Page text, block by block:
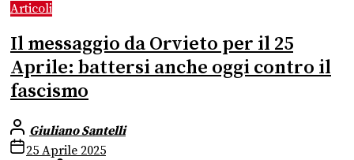
Articoli
Il messaggio da Orvieto per il 25
Aprile: battersi anche oggi contro il
fascismo
Giuliano Santelli
25 Aprile 2025